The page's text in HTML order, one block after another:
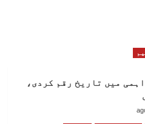
میں تاریخ رقم کردی،